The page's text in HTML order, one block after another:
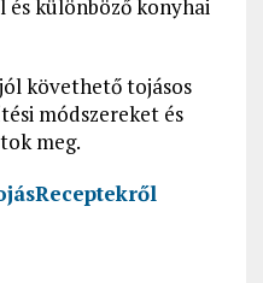
és különböző konyhai
követhető tojásos
módszereket és
meg.